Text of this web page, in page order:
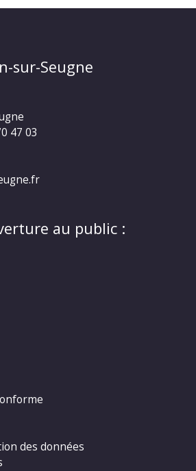
sur-Seugne
47 03
au public :
des données